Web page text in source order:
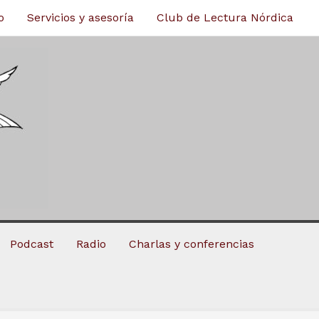
Servicios y asesoría Club de Lectura Nórdica
Podcast Radio Charlas y conferencias